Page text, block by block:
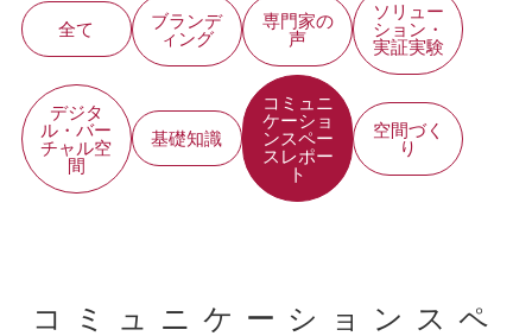
全て
ブランデ
ィング
専門家の
声
ソリュー
ション・
実証実験
デジタ
ル・バー
チャル空
間
基礎知識
コミュニ
ケーショ
ンスペー
スレポー
ト
空間づく
り
コミュニケーションスペ